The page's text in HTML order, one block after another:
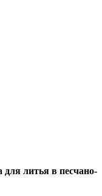
для литья в песчано-